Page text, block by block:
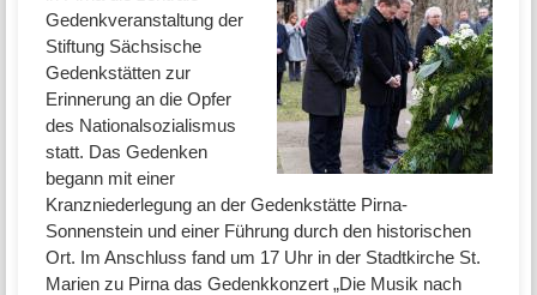
Gedenkveranstaltung der
Stiftung Sächsische
Gedenkstätten zur
Erinnerung an die Opfer
des Nationalsozialismus
statt. Das Gedenken
begann mit einer
Kranzniederlegung an der Gedenkstätte Pirna-
Sonnenstein und einer Führung durch den historischen
Ort. Im Anschluss fand um 17 Uhr in der Stadtkirche St.
Marien zu Pirna das Gedenkkonzert „Die Musik nach